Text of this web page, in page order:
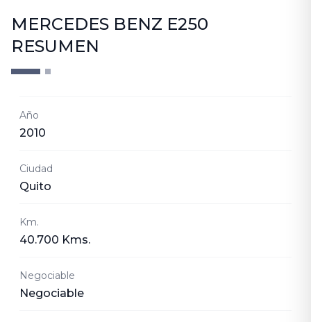
MERCEDES BENZ E250
RESUMEN
Año
2010
Ciudad
Quito
Km.
40.700 Kms.
Negociable
Negociable